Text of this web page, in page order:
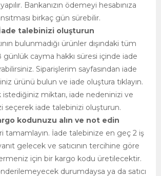
Bankanızın ödemeyi hesabınıza
birkaç gün sürebilir.
talebinizi oluşturun
bulunmadığı ürünler dışındaki tüm
günlük cayma hakkı süresi içinde iade
Siparişlerim sayfasından iade
ürünü bulun ve iade oluştura tıklayın.
miktarı, iade nedeninizi ve
seçerek iade talebinizi oluşturun.
kodunuzu alın ve not edin
tamamlayın. İade talebinize en geç 2 iş
gelecek ve satıcının tercihine göre
için bir kargo kodu üretilecektir.
durumdaysa ya da satıcı